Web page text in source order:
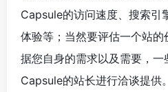
Capsule的访问速度、搜索引
体验等；当然要评估一个站
据您自身的需求以及需要，
Capsule的站长进行洽谈提供